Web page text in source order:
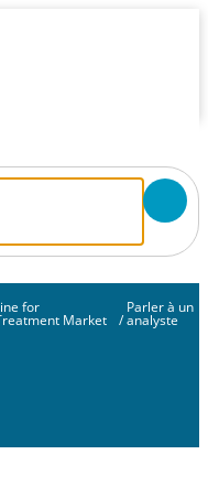
for
Market /
Parler à un
analyste